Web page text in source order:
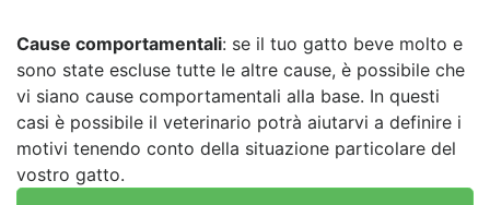
Cause comportamentali: se il tuo gatto beve molto e
sono state escluse tutte le altre cause, è possibile che
vi siano cause comportamentali alla base. In questi
casi è possibile il veterinario potrà aiutarvi a definire i
motivi tenendo conto della situazione particolare del
vostro gatto.